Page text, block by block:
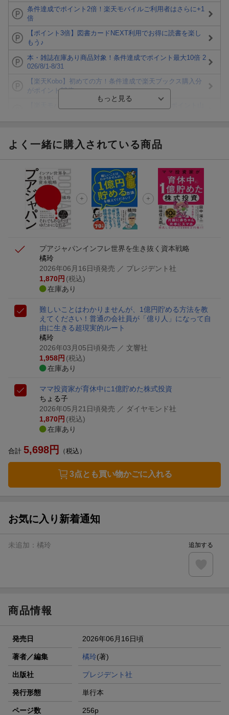
条件達成でポイント2倍！楽天モバイルご利用者はさらに+1
倍
【ポイント3倍】図書カードNEXT利用でお得に読書を楽し
もう♪
本・雑誌在庫あり商品対象！条件達成でポイント最大10倍 2
026/8/1-8/31
【楽天Kobo】初めての方！条件達成で楽天ブックス購入分
がポイント20倍
ト山分け
楽天モバイル紹介キャンペーンの拡散で300円OFFクーポン
進呈
条件達成で楽天限定・宝塚歌劇 宙組貸切公演ペアチケット
が当たる
よく一緒に購入されている商品
プアジャパンインフレ世界を生き抜く資本戦略
橘玲
2026年06月16日頃発売 ／ プレジデント社
1,870円 (税込)
在庫あり
難しいことはわかりませんが、1億円貯める方法を教
えてください！ 普通の会社員が「億り人」になって自
由に生きる超現実的ルート
橘玲
2026年03月05日頃発売 ／ 文響社
1,958円 (税込)
在庫あり
ママ投資家が育休中に1億貯めた株式投資
ちょる子
2026年05月21日頃発売 ／ ダイヤモンド社
1,870円 (税込)
在庫あり
合計 5,698円 （税込）
3点とも買い物かごに入れる
お気に入り新着通知
未追加： 橘玲 追加する
商品情報
発売日 2026年06月16日頃
著者／編集 橘玲(著)
出版社 プレジデント社
発行形態 単行本
ページ数 256p